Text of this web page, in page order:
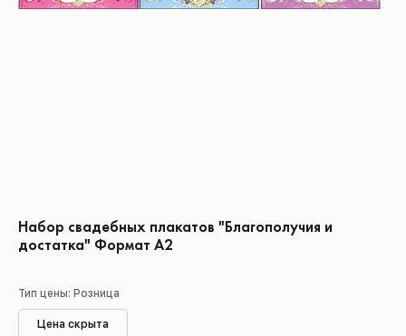
Набор свадебных плакатов "Благополучия и
достатка" Формат А2
Тип цены: Розница
Цена скрыта